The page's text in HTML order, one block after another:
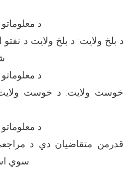
د معلوماتو
د بلخ ولایت: د بلخ ولایت د
شادیانو سړک، نور چوک.
د معلوماتو
خوست ولایت: د خوست ولایت
د معلوماتو
قدرمن متقاضیان دي د
سوي اسناد له ځان سره ولري: